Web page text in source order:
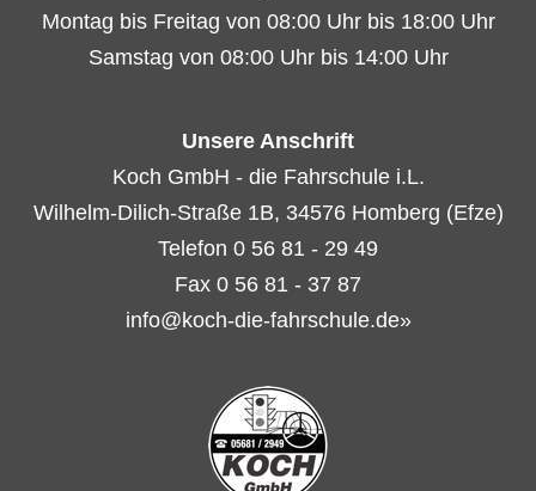
Montag bis Freitag von 08:00 Uhr bis 18:00 Uhr
Samstag von 08:00 Uhr bis 14:00 Uhr
Unsere Anschrift
Koch GmbH - die Fahrschule i.L.
Wilhelm-Dilich-Straße 1B, 34576 Homberg (Efze)
Telefon 0 56 81 - 29 49
Fax 0 56 81 - 37 87
info@koch-die-fahrschule.de»